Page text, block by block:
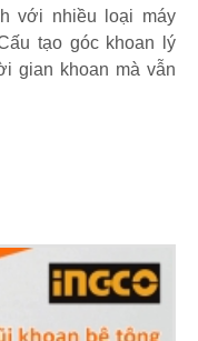
với nhiều loại máy
tạo góc khoan lý
gian khoan mà vẫn